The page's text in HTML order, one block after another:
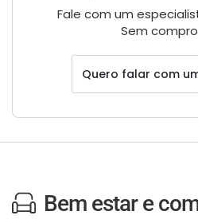
Fale com um
Sem
Quero falar com
Bem estar e